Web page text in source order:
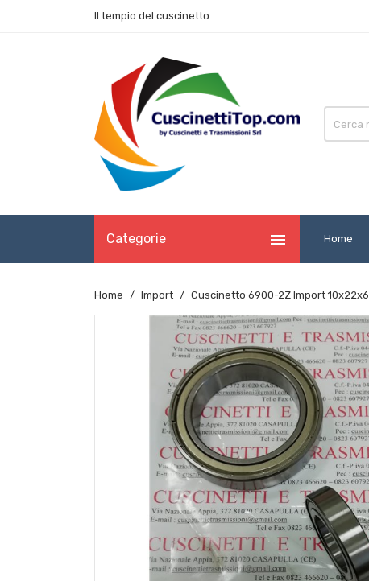
Il tempio del cuscinetto
Categorie  Home
Home Import Cuscinetto 6900-2Z Import 10x22x6